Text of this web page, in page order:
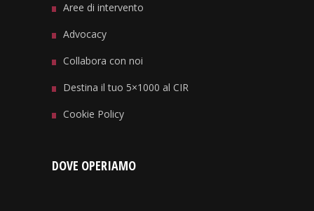
Aree di intervento
Advocacy
Collabora con noi
Destina il tuo 5×1000 al CIR
Cookie Policy
DOVE OPERIAMO